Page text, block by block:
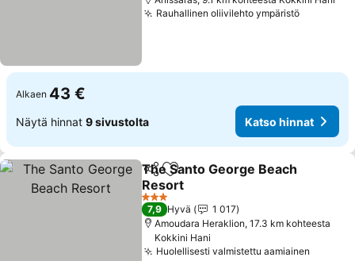
Rauhallinen oliivilehto ympäristöKatso
Alkaen 43 €
Näytä hinnat 9 sivustolta Katso hinnat
Jaa Lisää suosikkeihin
The Santo George Beach
Resort
Katso hinnat
3 Tähtiluokitus
7,9 Hyvä
1 017
Amoudara Heraklion, 17.3 km kohteesta
Kokkini Hani
Huolellisesti valmistettu aamiainen